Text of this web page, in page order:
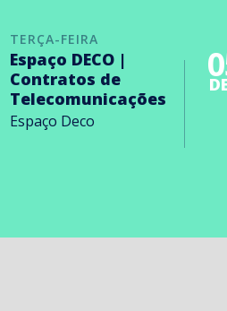
TERÇA-FEIRA
Espaço DECO |
Contratos de
Telecomunicações
Espaço Deco